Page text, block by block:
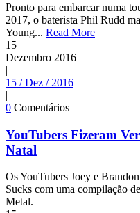
Pronto para embarcar numa
2017, o baterista Phil Rudd
Young... Read More
15
Dezembro 2016
|
15 / Dez / 2016
|
0 Comentários
YouTubers Fizeram
Natal
Os YouTubers Joey e
Sucks com uma compilação
Metal.